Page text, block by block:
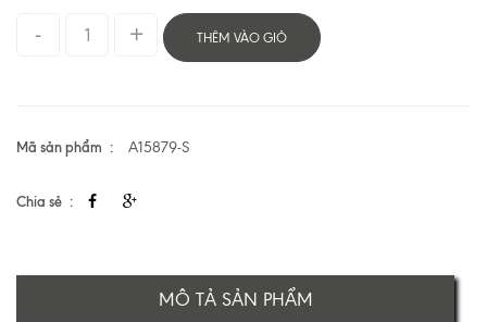
THÊM VÀO GIỎ
Mã sản phẩm A15879-S
Chia sẻ
MÔ TẢ SẢN PHẨM